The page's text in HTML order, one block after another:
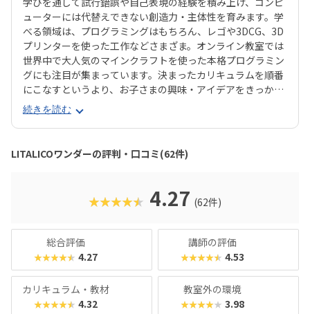
ューターには代替えできない創造力・主体性を育みます。学
べる領域は、プログラミングはもちろん、レゴや3DCG、3D
プリンターを使った工作などさまざま。オンライン教室では
世界中で大人気のマインクラフトを使った本格プログラミン
グにも注目が集まっています。決まったカリキュラムを順番
にこなすというより、お子さまの興味・アイデアをきっかけ
に活動を選択できるオーダーメイド型の授業が特長です。サ
マースクールやワークショップなどのイベントも豊富で、ワ
ンダーメイクフェス（作品発表会）では子ども達が自ら作品
のプレゼンを行います。過去には小学生チームがWRO（世界
的なロボット制作の大会）で世界8位に入賞した実績もあ
ルと言えます。子どもの「憧れ」や「好き」の気持ちをとこ
とん伸ばしてくれるスクールを探したいご家庭におすすめで
続きを読む
LITALICOワンダーの評判・口コミ(62件)
★★★★★ 4.27 (62件)
総合評価
★★★★★ 4.27
講師の評価
★★★★★ 4.53
カリキュラム・教材
★★★★★ 4.32
教室外の環境
★★★★★ 3.98